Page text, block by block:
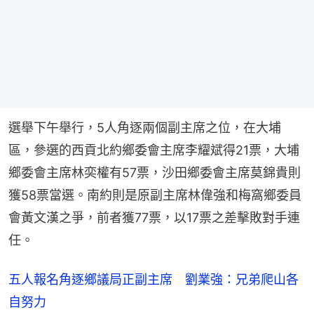
選舉下午舉行，5人角逐兩個副主席之位，在大埔
區，參選的西貢北約鄉委會主席李耀斌得21票，大埔
鄉委會主席林奕權有57票，沙田鄉委會主席莫錦貴則
獲58票當選。南約則是原副主席林偉強和梅窩鄉委員
會黃文漢之爭，前者獲77票，以17票之差擊敗對手連
任。
五人報名角逐鄉議局正副主席 劉業強：兄弟爬山各
自努力